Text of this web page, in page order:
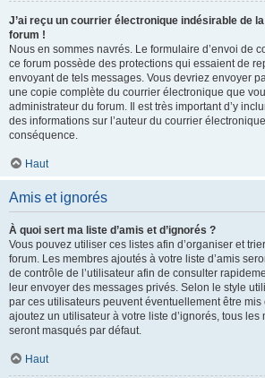
J’ai reçu un courrier électronique indésirable de
forum !
Nous en sommes navrés. Le formulaire d’envoi de
ce forum possède des protections qui essaient de
envoyant de tels messages. Vous devriez envoyer
une copie complète du courrier électronique que
administrateur du forum. Il est très important d’y
des informations sur l’auteur du courrier
conséquence.
Haut
Amis et ignorés
À quoi sert ma liste d’amis et d’ignorés ?
Vous pouvez utiliser ces listes afin d’organiser et
forum. Les membres ajoutés à votre liste d’amis
de contrôle de l’utilisateur afin de consulter
leur envoyer des messages privés. Selon le style
par ces utilisateurs peuvent éventuellement être
ajoutez un utilisateur à votre liste d’ignorés, tous les
seront masqués par défaut.
Haut